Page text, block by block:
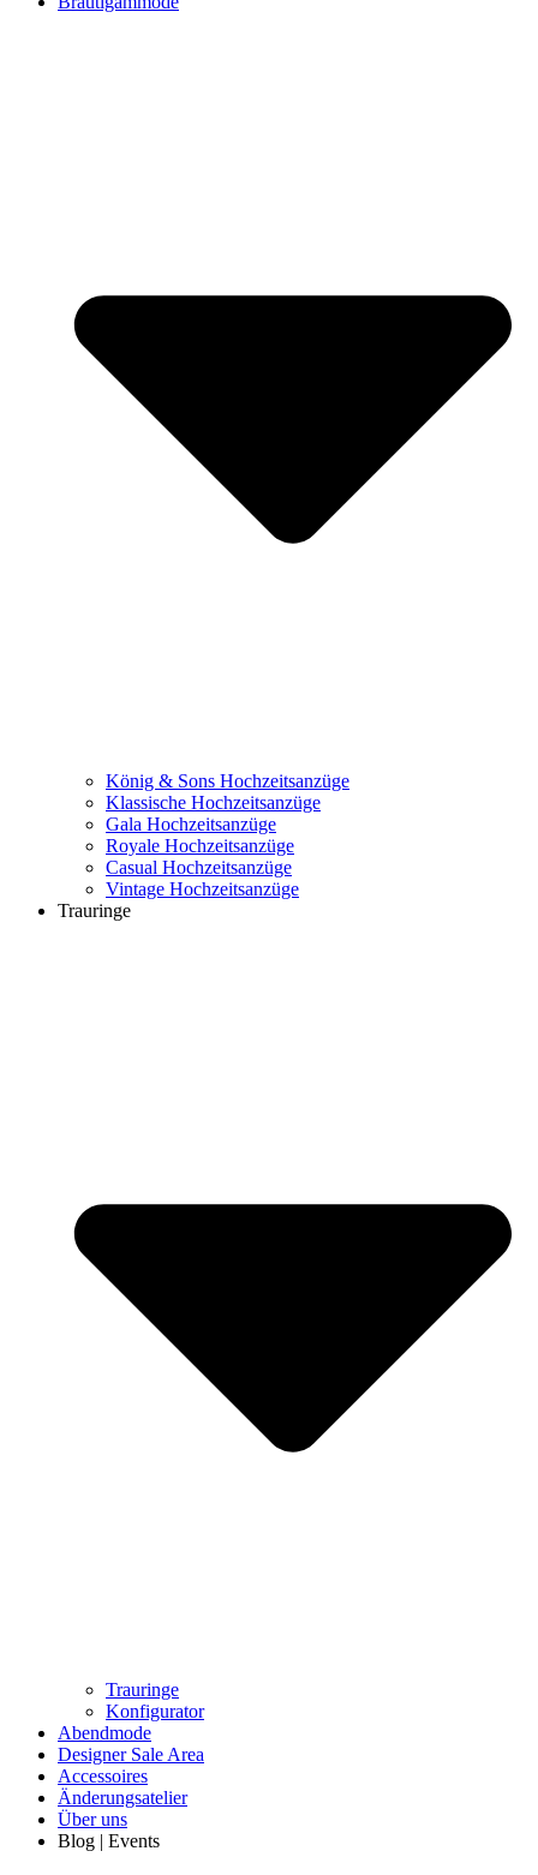
König & Sons Hochzeitsanzüge
Klassische Hochzeitsanzüge
Gala Hochzeitsanzüge
Royale Hochzeitsanzüge
Casual Hochzeitsanzüge
Vintage Hochzeitsanzüge
Trauringe
Trauringe
Konfigurator
Abendmode
Designer Sale Area
Accessoires
Änderungsatelier
Über uns
Blog | Events